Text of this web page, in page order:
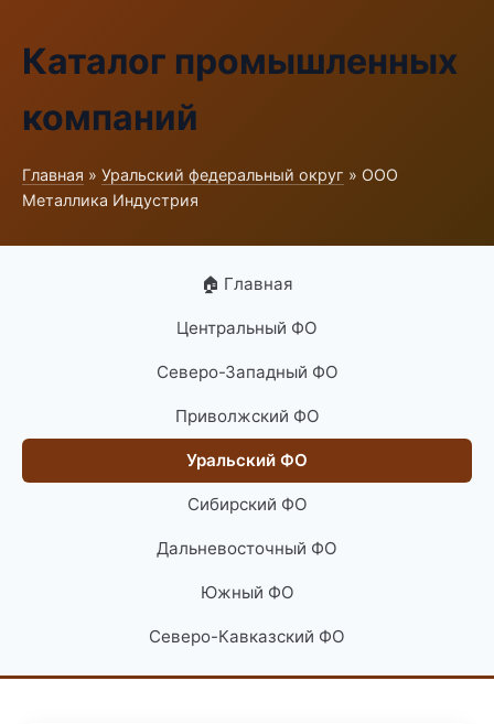
Каталог промышленных
компаний
Главная » Уральский федеральный округ » ООО
Металлика Индустрия
🏠 Главная
Центральный ФО
Северо-Западный ФО
Приволжский ФО
Уральский ФО
Сибирский ФО
Дальневосточный ФО
Южный ФО
Северо-Кавказский ФО